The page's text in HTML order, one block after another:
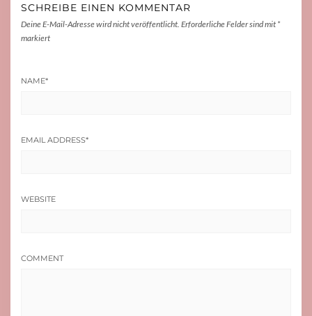
SCHREIBE EINEN KOMMENTAR
Deine E-Mail-Adresse wird nicht veröffentlicht. Erforderliche Felder sind mit *
markiert
NAME*
EMAIL ADDRESS*
WEBSITE
COMMENT